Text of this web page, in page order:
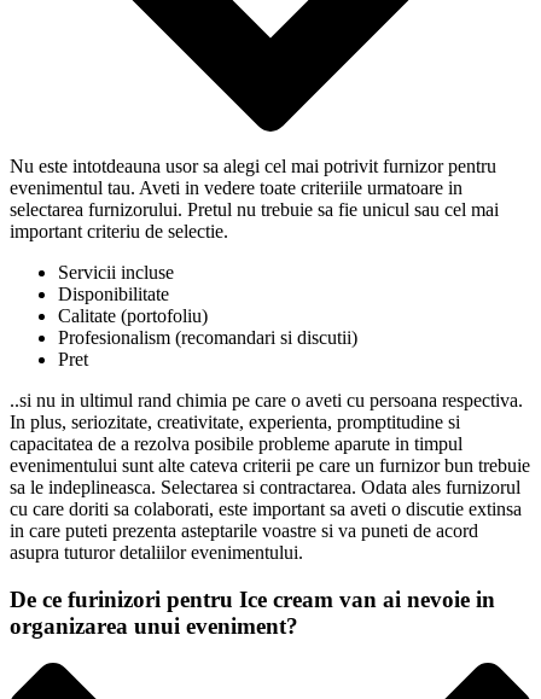
Nu este intotdeauna usor sa alegi cel mai potrivit furnizor pentru
evenimentul tau. Aveti in vedere toate criteriile urmatoare in
selectarea furnizorului. Pretul nu trebuie sa fie unicul sau cel mai
important criteriu de selectie.
Servicii incluse
Disponibilitate
Calitate (portofoliu)
Profesionalism (recomandari si discutii)
Pret
..si nu in ultimul rand chimia pe care o aveti cu persoana respectiva.
In plus, seriozitate, creativitate, experienta, promptitudine si
capacitatea de a rezolva posibile probleme aparute in timpul
evenimentului sunt alte cateva criterii pe care un furnizor bun trebuie
sa le indeplineasca. Selectarea si contractarea. Odata ales furnizorul
cu care doriti sa colaborati, este important sa aveti o discutie extinsa
in care puteti prezenta asteptarile voastre si va puneti de acord
asupra tuturor detaliilor evenimentului.
De ce furinizori pentru Ice cream van ai nevoie in
organizarea unui eveniment?